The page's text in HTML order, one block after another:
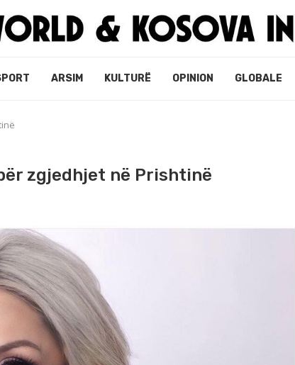
ARSIM KULTURË OPINION GLOBALE
zgjedhjet në Prishtinë